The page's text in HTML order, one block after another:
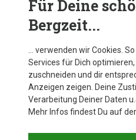
Du sparst 26%
Für Deine
Bergzeit...
… verwenden wir Cookies.
Services für Dich
zuschneiden und dir
Anzeigen zeigen. Deine
Verarbeitung Deiner Daten
Mehr Infos findest Du auf der